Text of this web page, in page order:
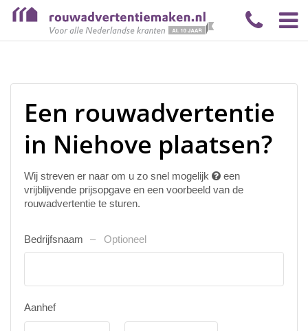
Een rouwadvertentie
in Niehove plaatsen?
Wij streven er naar om u zo snel mogelijk
een
vrijblijvende prijsopgave en een voorbeeld van de
rouwadvertentie te sturen.
Bedrijfsnaam Optioneel
Aanhef